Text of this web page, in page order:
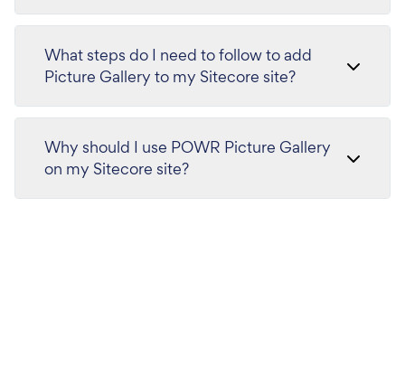
What steps do I need to follow to add
Picture Gallery to my Sitecore site?
Why should I use POWR Picture Gallery
on my Sitecore site?